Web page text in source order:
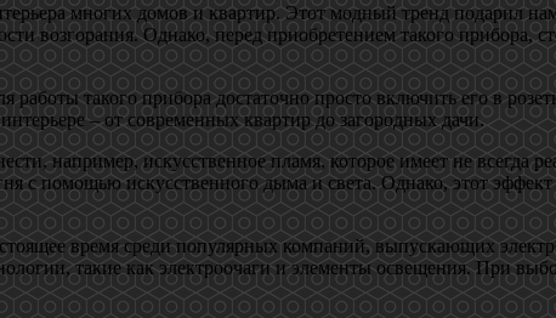
многих домов и квартир. Этот модный тренд подарил
возгорания. Однако, перед приобретением такого прибора,
такого прибора достаточно просто включить его в
– от современных квартир до загородных дачи.
например, искусственное пламя, которое имеет не всегда
с помощью искусственного дыма и света. Однако, этот эффект
время среди популярных компаний, выпускающих
такие как электроочаги и элементы освещения. При